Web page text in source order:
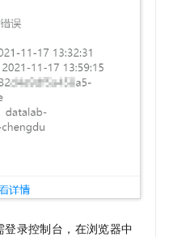
登录控制台，在浏览器中